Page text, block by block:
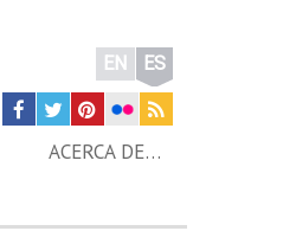
EN ES
ACERCA DE…